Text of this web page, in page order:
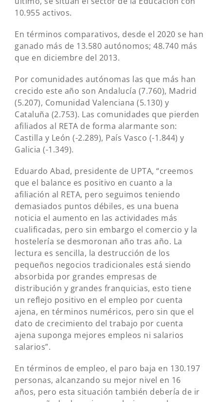
10.955 activos.
En términos comparativos, desde el 2020 se han
ganado más de 13.580 autónomos; 48.740 más
que en diciembre del 2013.
Por comunidades autónomas las que más han
crecido este año son Andalucía (7.760), Madrid
(5.207), Comunidad Valenciana (5.130) y
Cataluña (2.753). Las comunidades que pierden
afiliados al RETA de forma alarmante son:
Castilla y León (-2.289), País Vasco (-1.844) y
Galicia (-1.349).
Eduardo Abad, presidente de UPTA, “creemos
que el balance es positivo en cuanto a la
afiliación al RETA, pero seguimos teniendo
demasiados puntos débiles, es una buena
noticia el aumento en las actividades más
cualificadas, pero sin embargo el comercio y la
hostelería se desmoronan año tras año. La
lectura es sencilla, la destrucción de los
pequeños negocios tradicionales está siendo
absorbida por grandes empresas de
distribución y grandes franquicias, esto tiene
un reflejo positivo en el empleo por cuenta
ajena, en términos numéricos, pero sin que el
dato de crecimiento del trabajo por cuenta
ajena suponga mejores empleos ni salarios
salarios”.
En términos de empleo, el paro baja en 130.197
personas, alcanzando su mejor nivel en 16
años, pero esta situación también debería de ir